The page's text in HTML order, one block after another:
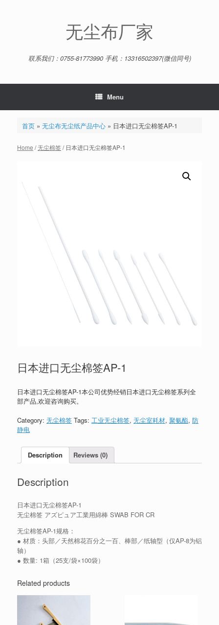
无尘布厂家
联系我们：0755-81773990 手机：13316502397(微信同号)
Menu
首页» 无尘布无尘纸产品中心» 日本进口无尘棉签AP-1
Home /无尘棉签/ 日本进口无尘棉签AP-1
日本进口无尘棉签AP-1
日本进口无尘棉签AP-1本公司优势经销日本进口无尘棉签系列全
部产品,欢迎咨询购买。
Category: 无尘棉签 Tags: 工业无尘棉签, 无尘室耗材, 聚氨酯, 防
静电
Description Reviews (0)
Description
日本进口无尘棉签AP-1
无尘棉签 アズピュア工業用綿棒 SWAB FOR CR
无尘棉签AP-1规格：
● 材质：头部／天然棉花百分之一百、棒部／纸轴型（仅AP-8为铝
轴）
● 数量: 1箱（25支/袋×100袋）
Related products